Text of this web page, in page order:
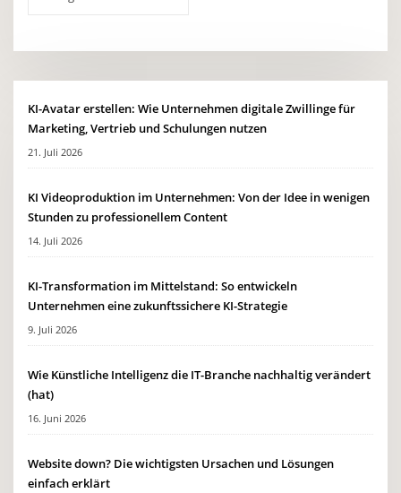
KI-Avatar erstellen: Wie Unternehmen digitale Zwillinge für
Marketing, Vertrieb und Schulungen nutzen
21. Juli 2026
KI Videoproduktion im Unternehmen: Von der Idee in wenigen
Stunden zu professionellem Content
14. Juli 2026
KI-Transformation im Mittelstand: So entwickeln
Unternehmen eine zukunftssichere KI-Strategie
9. Juli 2026
Wie Künstliche Intelligenz die IT-Branche nachhaltig verändert
(hat)
16. Juni 2026
Website down? Die wichtigsten Ursachen und Lösungen
einfach erklärt